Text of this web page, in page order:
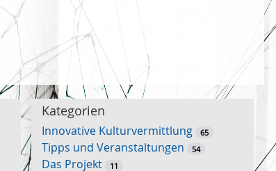
Kategorien
Innovative Kulturvermittlung 65
Tipps und Veranstaltungen 54
Das Projekt 11